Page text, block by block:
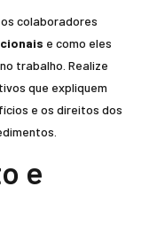
colaboradores
e como eles
trabalho. Realize
que expliquem
e os direitos dos
e